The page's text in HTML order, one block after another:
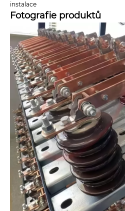
instalace
Fotografie produktů